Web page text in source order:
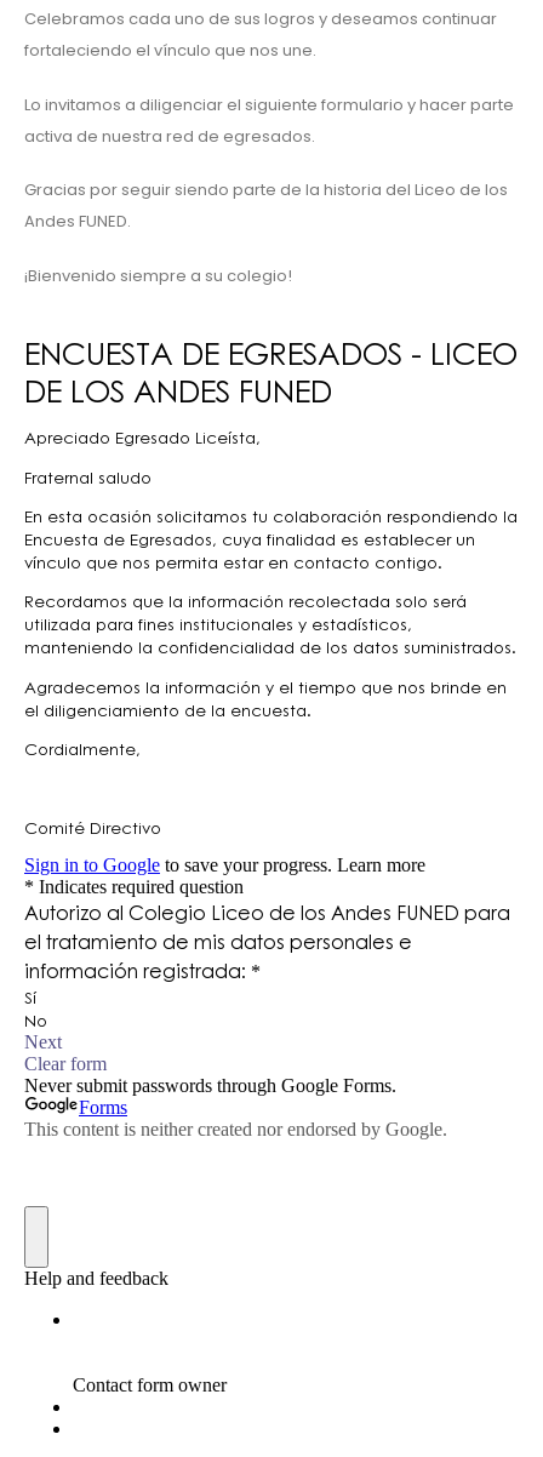
Celebramos cada uno de sus logros y deseamos continuar
fortaleciendo el vínculo que nos une.
Lo invitamos a diligenciar el siguiente formulario y hacer parte
activa de nuestra red de egresados.
Gracias por seguir siendo parte de la historia del Liceo de los
Andes FUNED.
¡Bienvenido siempre a su colegio!